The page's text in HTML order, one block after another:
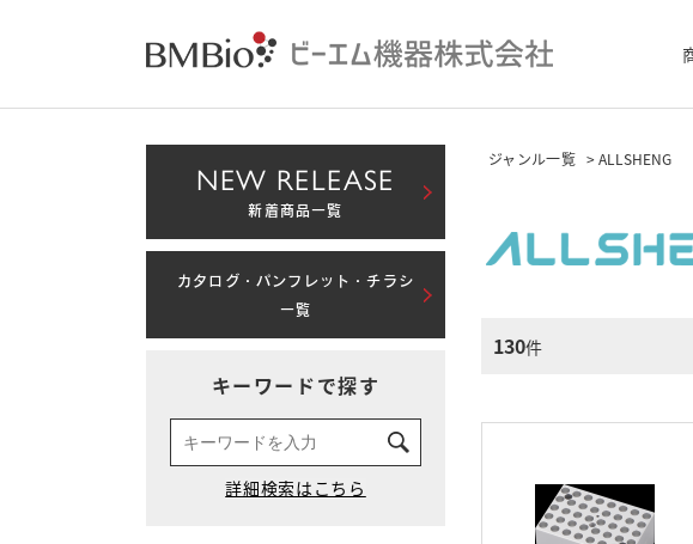
ジャンル一覧 > ALLSHENG
130件
NEW RELEASE
新着商品一覧
カタログ・パンフレット・チラシ
一覧
キーワードで探す